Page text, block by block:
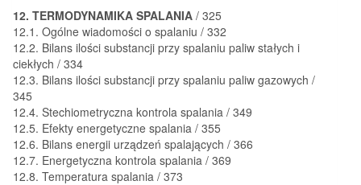
12. TERMODYNAMIKA SPALANIA / 325
12.1. Ogólne wiadomości o spalaniu / 332
12.2. Bilans ilości substancji przy spalaniu paliw stałych i
ciekłych / 334
12.3. Bilans ilości substancji przy spalaniu paliw gazowych /
345
12.4. Stechiometryczna kontrola spalania / 349
12.5. Efekty energetyczne spalania / 355
12.6. Bilans energii urządzeń spalających / 366
12.7. Energetyczna kontrola spalania / 369
12.8. Temperatura spalania / 373